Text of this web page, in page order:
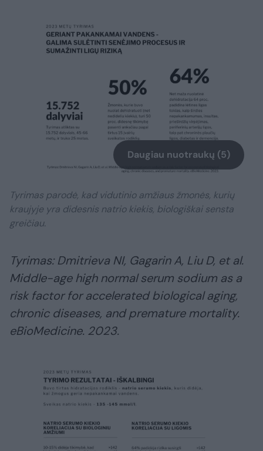
Daugiau nuotraukų (5)
Tyrimas parodė, kad vidutinio amžiaus žmonės, kurių
kraujyje yra didesnis natrio kiekis, biologiškai sensta
greičiau.
Tyrimas: Dmitrieva NI, Gagarin A, Liu D, et al.
Middle-age high normal serum sodium as a
risk factor for accelerated biological aging,
chronic diseases, and premature mortality.
eBioMedicine. 2023.